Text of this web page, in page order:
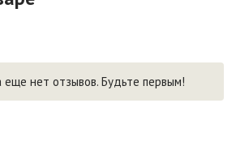
еще нет отзывов. Будьте первым!